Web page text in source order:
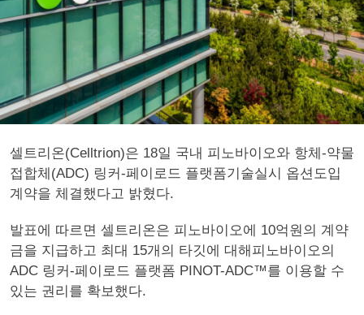
셀트리온(Celltrion)은 18일 국내 피노바이오와 항체-약물
접합체(ADC) 링커-페이로드 플랫폼기술실시 옵션도입
계약을 체결했다고 밝혔다.
발표에 따르면 셀트리온은 피노바이오에 10억원의 계약
금을 지급하고 최대 15개의 타깃에 대해피노바이오의
ADC 링커-페이로드 플랫폼 PINOT-ADC™를 이용할 수
있는 권리를 확보했다.